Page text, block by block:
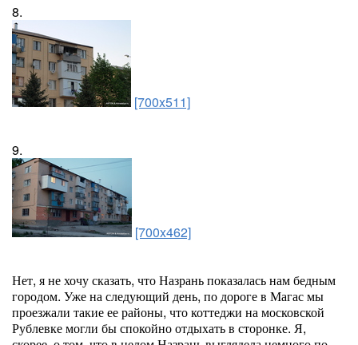
8.
[700x511]
9.
[700x462]
Нет, я не хочу сказать, что Назрань показалась нам бедным
городом. Уже на следующий день, по дороге в Магас мы
проезжали такие ее районы, что коттеджи на московской
Рублевке могли бы спокойно отдыхать в сторонке. Я,